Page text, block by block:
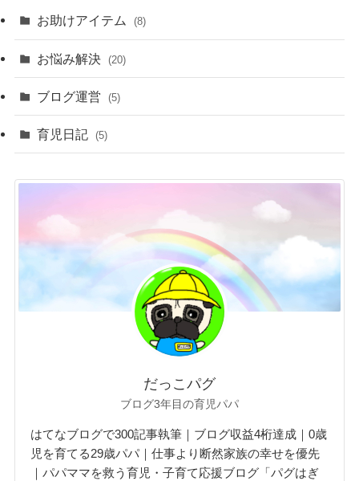
お助けアイテム (8)
お悩み解決 (20)
ブログ運営 (5)
育児日記 (5)
だっこパグ
ブログ3年目の育児パパ
はてなブログで300記事執筆｜ブログ収益4桁達成｜0歳
児を育てる29歳パパ｜仕事より断然家族の幸せを優先
｜パパママを救う育児・子育て応援ブログ「パグはぎ